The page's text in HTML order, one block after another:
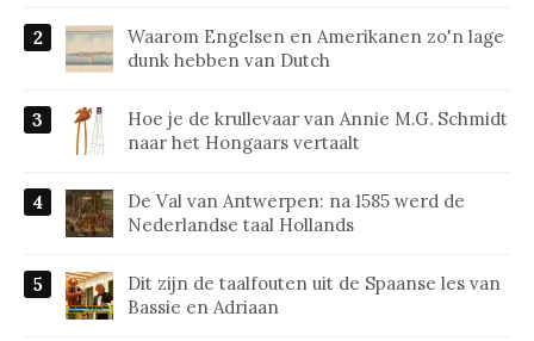
Waarom Engelsen en Amerikanen zo'n lage
dunk hebben van Dutch
Hoe je de krullevaar van Annie M.G. Schmidt
naar het Hongaars vertaalt
De Val van Antwerpen: na 1585 werd de
Nederlandse taal Hollands
Dit zijn de taalfouten uit de Spaanse les van
Bassie en Adriaan